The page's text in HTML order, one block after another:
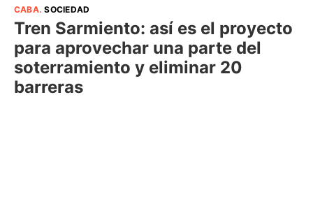
CABA.SOCIEDAD
Tren Sarmiento: así es el proyecto
para aprovechar una parte del
soterramiento y eliminar 20
barreras